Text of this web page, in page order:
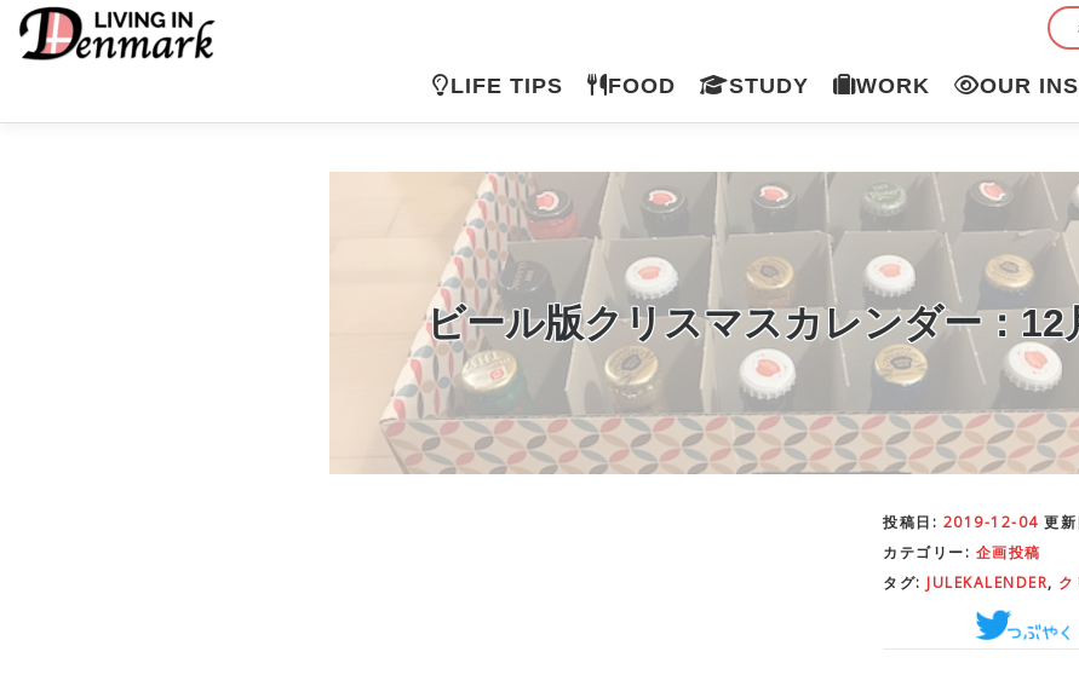
ツ
LIFE TIPS FOOD STUDY WORK OUR
ビール版クリスマスカレンダー：12
投稿日: 2019-12-04 更
カテゴリー: 企画投稿
タグ: JULEKALENDER, ク